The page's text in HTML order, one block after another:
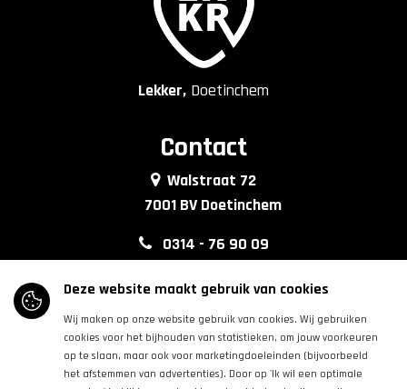
Lekker, Doetinchem
Contact
Walstraat 72
7001 BV Doetinchem
0314 - 76 90 09
info@lkkrdoetinchem.nl
Volg ons
|
Deze website maakt gebruik van cookies
Wij maken op onze website gebruik van cookies. Wij gebruiken
cookies voor het bijhouden van statistieken, om jouw voorkeuren
op te slaan, maar ook voor marketingdoeleinden (bijvoorbeeld
het afstemmen van advertenties). Door op 'Ik wil een optimale